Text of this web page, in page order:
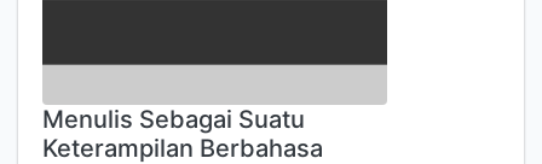
Menulis Sebagai Suatu
Keterampilan Berbahasa